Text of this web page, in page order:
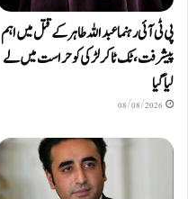
پی ٹی آئی رہنما عبداللہ طاہر کے قتل میں اہم
پیشرفت، ٹک ٹاکر لڑکی کو حراست میں لے
لیا گیا
08/08/2026